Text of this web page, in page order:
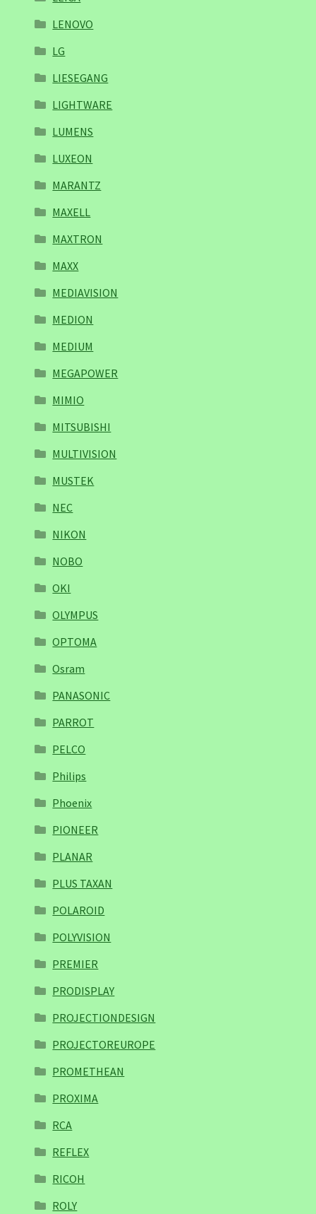
LENOVO
LG
LIESEGANG
LIGHTWARE
LUMENS
LUXEON
MARANTZ
MAXELL
MAXTRON
MAXX
MEDIAVISION
MEDION
MEDIUM
MEGAPOWER
MIMIO
MITSUBISHI
MULTIVISION
MUSTEK
NEC
NIKON
NOBO
OKI
OLYMPUS
OPTOMA
Osram
PANASONIC
PARROT
PELCO
Philips
Phoenix
PIONEER
PLANAR
PLUS TAXAN
POLAROID
POLYVISION
PREMIER
PRODISPLAY
PROJECTIONDESIGN
PROJECTOREUROPE
PROMETHEAN
PROXIMA
RCA
REFLEX
RICOH
ROLY